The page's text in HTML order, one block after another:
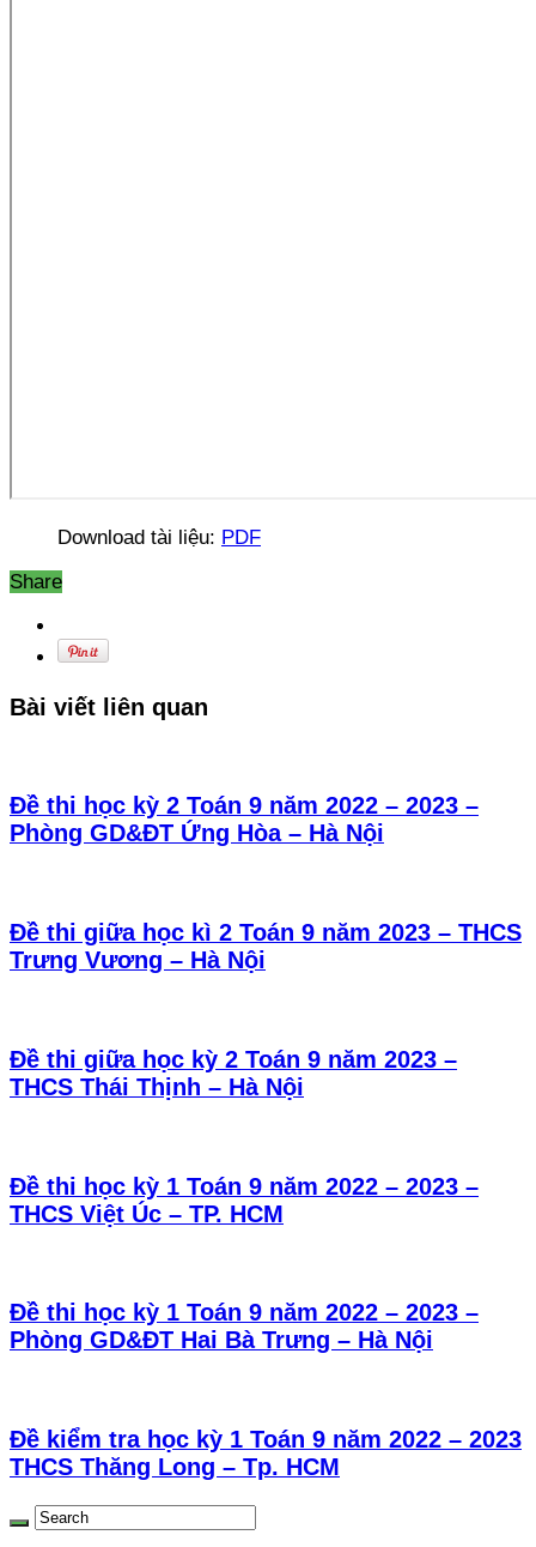
Download tài liệu: PDF
Share
Bài viết liên quan
Đề thi học kỳ 2 Toán 9 năm 2022 – 2023 –
Phòng GD&ĐT Ứng Hòa – Hà Nội
Đề thi giữa học kì 2 Toán 9 năm 2023 – THCS
Trưng Vương – Hà Nội
Đề thi giữa học kỳ 2 Toán 9 năm 2023 –
THCS Thái Thịnh – Hà Nội
Đề thi học kỳ 1 Toán 9 năm 2022 – 2023 –
THCS Việt Úc – TP. HCM
Đề thi học kỳ 1 Toán 9 năm 2022 – 2023 –
Phòng GD&ĐT Hai Bà Trưng – Hà Nội
Đề kiểm tra học kỳ 1 Toán 9 năm 2022 – 2023
THCS Thăng Long – Tp. HCM